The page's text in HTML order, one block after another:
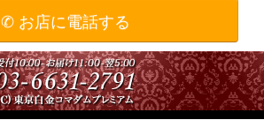
✆ お店に電話する